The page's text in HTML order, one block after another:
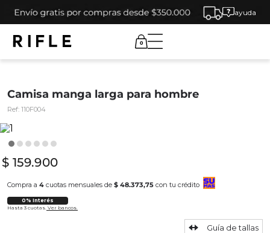
ayuda
0
Camisa manga larga para hombre
Ref: 110F004
$ 159.900
Compra a 4 cuotas mensuales de $ 48.373,75 con tu crédito
0% Interés
Hasta 3 cuotas. Ver bancos.
Guía de tallas